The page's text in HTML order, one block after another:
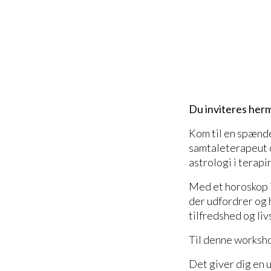
Du inviteres
Kom til en
samtaleterapeut
astrologi i
Med et
der udfordrer og
tilfredshed og
Til denne
Det giver dig en